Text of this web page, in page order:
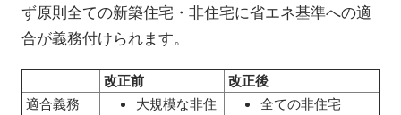
ず原則全ての新築住宅・非住宅に省エネ基準への適
合が義務付けられます。
改正前
改正後
適合義務
大規模な非住
全ての非住宅